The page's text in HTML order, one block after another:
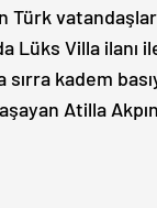
Türk
Lüks Villa ilanı
kadem
Atilla